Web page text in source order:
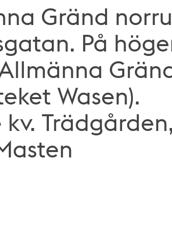
Gränd
På
Gränd
Wasen).
Trädgården,